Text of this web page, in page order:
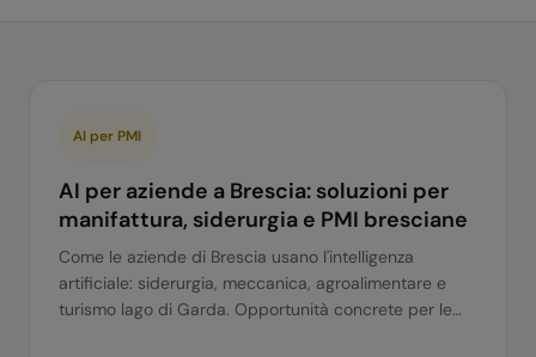
AI per PMI
AI per aziende a Brescia: soluzioni per
manifattura, siderurgia e PMI bresciane
Come le aziende di Brescia usano l'intelligenza
artificiale: siderurgia, meccanica, agroalimentare e
turismo lago di Garda. Opportunità concrete per le